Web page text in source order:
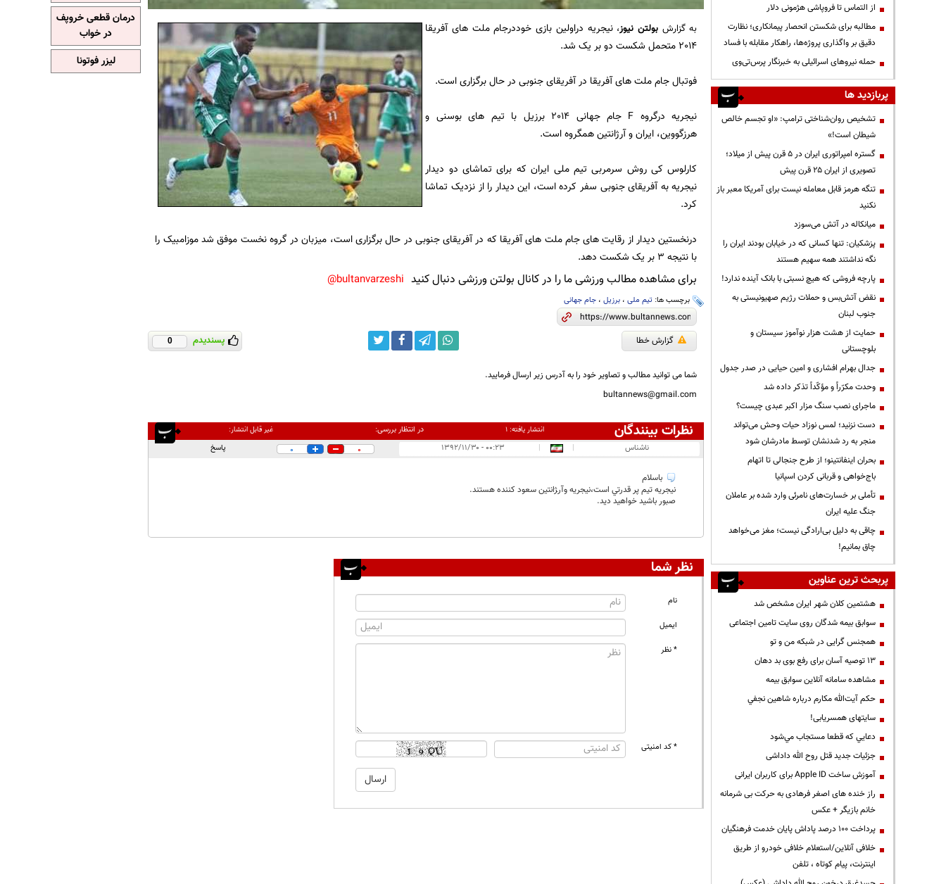
به گزارشبولتن نيوز، نیجریه دراولین بازی خوددرجام ملت های آفریقا
2014 متحمل شکست دو بر یک شد.
فوتبال جام ملت های آفریقا در آفریقای جنوبی در حال برگزاری است.
نیجریه درگروه F جام جهانی 2014 برزیل با تیم های بوسنی و
هرزگووین، ایران و آرژانتین همگروه است.
کارلوس کی روش سرمربی تیم ملی ایران که برای تماشای دو دیدار
نیجریه به آفریقای جنوبی سفر کرده است، این دیدار را از نزدیک تماشا
کرد.
درنخستین دیدار از رقایت های جام ملت های آفریقا که در آفریقای جنوبی در حال برگزاری است، میزبان در گروه نخست موفق شد موزامبیک را
با نتیجه 3 بر یک شکست دهد.
برای مشاهده مطالب ورزشی ما را در کانال بولتن ورزشی دنبال کنید bultanvarzeshi@
برچسب ها: تیم ملی، برزیل، جام جهانی
گزارش خطا پسندیدم 0
شما می توانید مطالب و تصاویر خود را به آدرس زیر ارسال فرمایید.
bultannews@gmail.com
نظرات بینندگان انتشار یافته:۱ در انتظار بررسی: غیر قابل انتشار:
ناشناس |
| ۰۰:۲۳ - ۱۳۹۲/۱۱/۳۰ 0
0 پاسخ
باسلام
نيجريه تيم پر قدرتي است،نيجريه وآر‍ژانتين سعود كننده هستند.
صبور باشيد خواهيد ديد.
نظر شما
نام
ایمیل
* نظر
* کد امنیتی
از التماس تا فروپاشی هژمونی دلار
مطالبه برای شکستن انحصار پیمانکاری؛ نظارت
دقیق بر واگذاری پروژه‌ها، راهکار مقابله با فساد
حمله نیروهای اسرائیلی به خبرنگار پرس‌تی‌وی
پربازدید ها
تشخیص روان‌شناختی ترامپ: «او تجسم خالص
شیطان است!»
گستره امپراتوری ایران در ۵ قرن پیش از میلاد؛
تصویری از ایران ۲۵ قرن پیش
تنگه هرمز قابل معامله نیست برای آمریکا معبر باز
نکنید
میانکاله در آتش می‌سوزد
پزشکیان: تنها کسانی که در خیابان بودند ایران را
نگه نداشتند همه سهیم هستند
پارچه فروشی که هیچ نسبتی با بانک آینده ندارد!
نقض آتش‌بس و حملات رژیم صهیونیستی به
جنوب لبنان
حمایت از هشت هزار نوآموز سیستان و
بلوچستانی
جدال بهرام افشاری و امین حیایی در صدر جدول
وحدت مکرّراً و مؤکّداً تذکر داده شد
ماجرای نصب سنگ مزار اکبر عبدی چیست؟
دست نزنید؛ لمس نوزاد حیات وحش می‌تواند
منجر به رد شدنشان توسط مادرشان شود
بحران اینفانتینو؛ از طرح جنجالی تا اتهام
باج‌خواهی و قربانی کردن اسپانیا
تأملی بر خسارت‌های نامرئی وارد شده بر عاملان
جنگ علیه ایران
چاقی به دلیل بی‌ارادگی نیست؛ مغز می‌خواهد
چاق بمانیم!
پربحث ترین عناوین
هشتمین کلان شهر ایران مشخص شد
سوابق بیمه شدگان روی سایت تامین اجتماعی
همجنس گرایی در شبکه من و تو
13 توصیه آسان برای رفع بوی بد دهان
مشاهده سامانه آنلاين سوابق بیمه
حكم آيت‌الله مكارم درباره شاهين نجفي
سایتهای همسریابی!
دعايي كه قطعا مستجاب مي‌شود
جزئیات جدید قتل روح الله داداشی
آموزش ساخت Apple ID برای کاربران ایرانی
راز خنده های اصغر فرهادی به حرکت بی شرمانه
خانم بازیگر + عکس
پرداخت ۱۰۰ درصد پاداش پایان خدمت فرهنگیان
خلافی آنلاین/استعلام خلافی خودرو از طریق
اینترنت، پیام کوتاه ، تلفن
درمان قطعی خروپف
در خواب
لیزر فوتونا